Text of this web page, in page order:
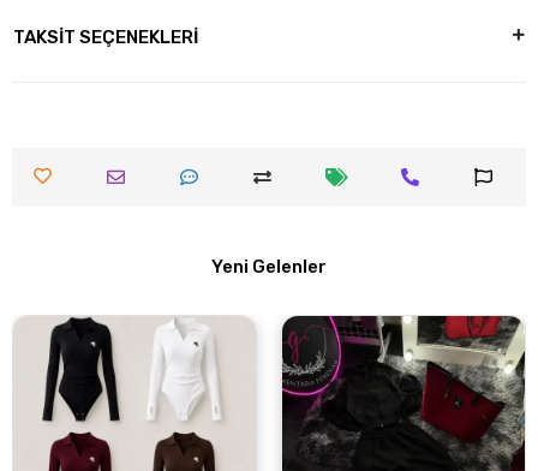
TAKSİT SEÇENEKLERİ
Yeni Gelenler